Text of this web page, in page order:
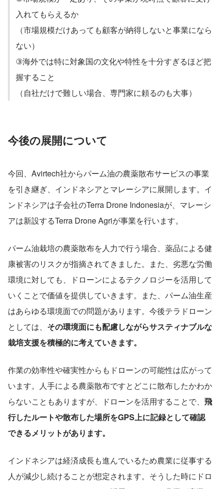
入れてもらえるか
（市場規模だけあっても顧客が納得しないと事業になら
ない）
③海外では特に対象国の文化や特性を十分すぎるほど把
握すること
（自社だけで難しい場合、専門家に頼るのも大事）
今後の展開について
今回、Avirtech社からパーム油の農薬散布サービスの事業
を引き継ぎ、インドネシアとマレーシアに展開します。イ
ンドネシアは子会社のTerra Drone Indonesiaが、マレーシ
アは新設するTerra Drone Agriが事業を行います。
パーム油栽培の農薬散布を人力で行う場合、薬品による健
康被害のリスクが指摘されてきました。また、劣悪な労働
環境に対しても、ドローンによるテクノロジーを活用して
いくことで価値を提供していきます。また、パーム油生産
はあらゆる環境面での問題があります。今後テラドローン
としては、 その環境面にも配慮しながらサスティナブルな
栽培支援を積極的に考えていきます。
作業の効率性や確実性からもドローンの可能性は広がって
います。人手による農薬散布ですとどこに散布したかわか
らないこともありますが、ドローンを活用することで、 飛
行したルートや散布した場所をGPS上に記録として確認
できるメリットがあります。
インドネシアは経済成長も進んでいるため農業に従事する
人が減少し続けることが想定されます。そうした時にドロ